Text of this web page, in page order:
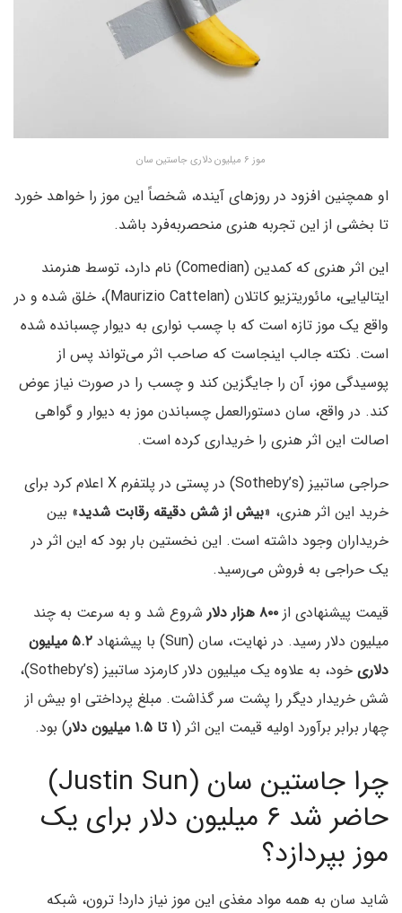
موز ۶ میلیون دلاری جاستین سان
او همچنین افزود در روزهای آینده، شخصاً این موز را خواهد خورد
تا بخشی از این تجربه هنری منحصربه‌فرد باشد.
این اثر هنری که کمدین (Comedian) نام دارد، توسط هنرمند
ایتالیایی، مائوریتزیو کاتلان (Maurizio Cattelan)، خلق شده و در
واقع یک موز تازه است که با چسب نواری به دیوار چسبانده شده
است. نکته جالب اینجاست که صاحب اثر می‌تواند پس از
پوسیدگی موز، آن را جایگزین کند و چسب را در صورت نیاز عوض
کند. در واقع، سان دستورالعمل چسباندن موز به دیوار و گواهی
اصالت این اثر هنری را خریداری کرده است.
حراجی ساتبیز (Sotheby’s) در پستی در پلتفرم X اعلام کرد برای
خرید این اثر هنری، «بیش از شش دقیقه رقابت شدید» بین
خریداران وجود داشته است. این نخستین بار بود که این اثر در
یک حراجی به فروش می‌رسید.
قیمت پیشنهادی از ۸۰۰ هزار دلار
شروع شد و به سرعت به چند
میلیون دلار رسید. در نهایت، سان (Sun) با پیشنهاد
۵.۲ میلیون
دلاری
خود، به علاوه یک میلیون دلار کارمزد ساتبیز (Sotheby’s)،
شش خریدار دیگر را پشت سر گذاشت. مبلغ پرداختی او بیش از
چهار برابر برآورد اولیه قیمت این اثر (۱ تا ۱.۵ میلیون دلار ) بود.
چرا جاستین سان (Justin Sun)
حاضر شد ۶ میلیون دلار برای یک
موز بپردازد؟
شاید سان به همه مواد مغذی این موز نیاز دارد! ترون، شبکه